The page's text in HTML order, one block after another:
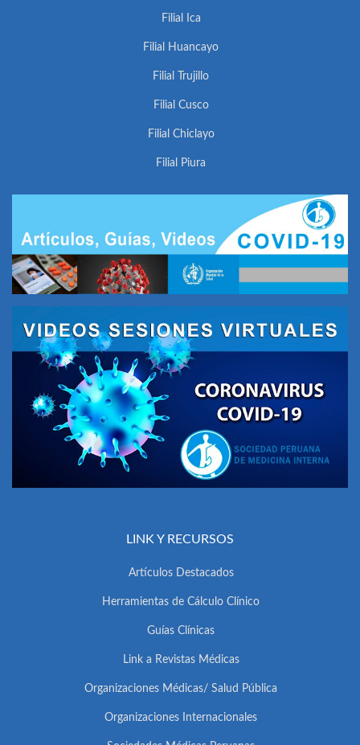
Filial Ica
Filial Huancayo
Filial Trujillo
Filial Cusco
Filial Chiclayo
Filial Piura
LINK Y RECURSOS
Artículos Destacados
Herramientas de Cálculo Clínico
Guías Clínicas
Link a Revistas Médicas
Organizaciones Médicas/ Salud Pública
Organizaciones Internacionales